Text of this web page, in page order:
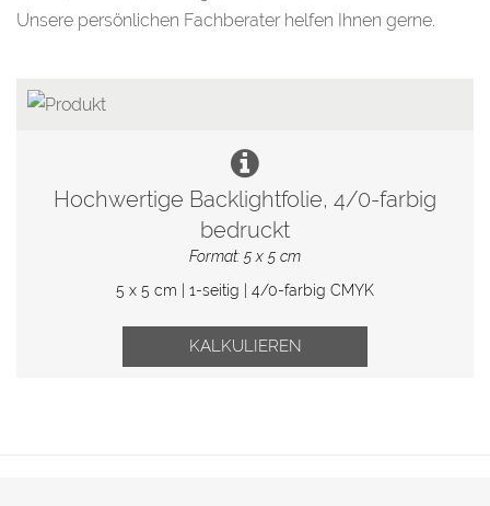
Unsere persönlichen Fachberater helfen Ihnen gerne.
Hochwertige Backlightfolie, 4/0-farbig
bedruckt
Format: 5 x 5 cm
5 x 5 cm | 1-seitig | 4/0-farbig CMYK
KALKULIEREN